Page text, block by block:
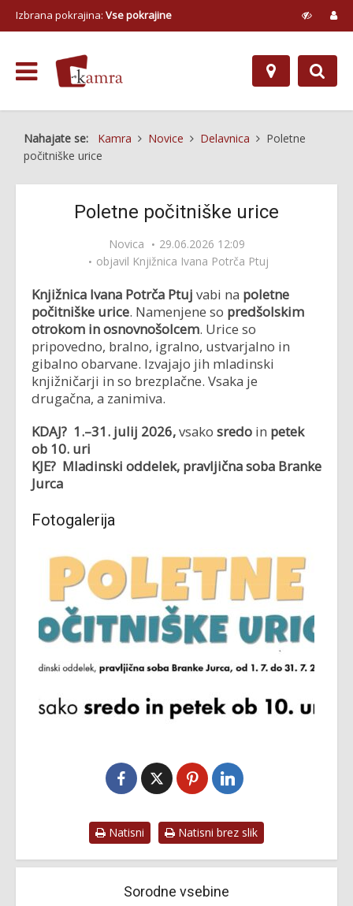
Izbrana pokrajina: Vse pokrajine
Nahajate se: Kamra Novice Delavnica
Poletne
počitniške urice
Poletne počitniške urice
Novica
29.06.2026 12:09
objavil Knjižnica Ivana Potrča Ptuj
Knjižnica Ivana Potrča Ptuj vabi na poletne
počitniške urice. Namenjene so predšolskim
otrokom in osnovnošolcem. Urice so
pripovedno, bralno, igralno, ustvarjalno in
gibalno obarvane. Izvajajo jih mladinski
knjižničarji in so brezplačne. Vsaka je
drugačna, a zanimiva.
KDAJ? 1.–31. julij 2026,vsako sredo in petek
ob 10. uri
KJE? Mladinski oddelek, pravljična soba Branke
Jurca
Fotogalerija
Natisni Natisni brez slik
Sorodne vsebine